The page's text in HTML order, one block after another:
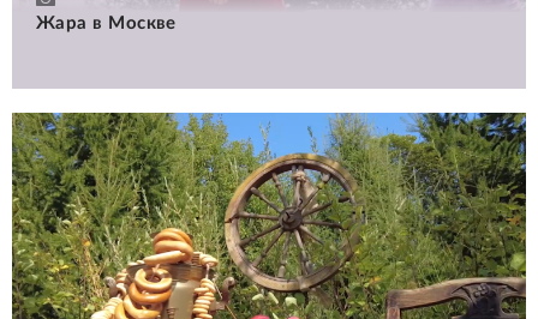
Жара в Москве